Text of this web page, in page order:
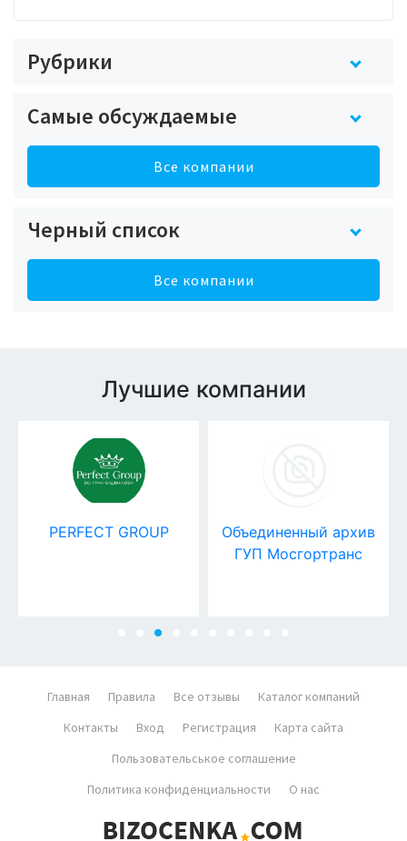
Рубрики
Самые обсуждаемые
Все компании
Черный список
Все компании
Лучшие компании
PERFECT GROUP
Объединенный архив
ГУП Мосгортранс
Главная Правила Все отзывы
Каталог компаний
Контакты
Вход Регистрация
Карта сайта
Пользовательськое соглашение
Политика конфиденциальности
О нас